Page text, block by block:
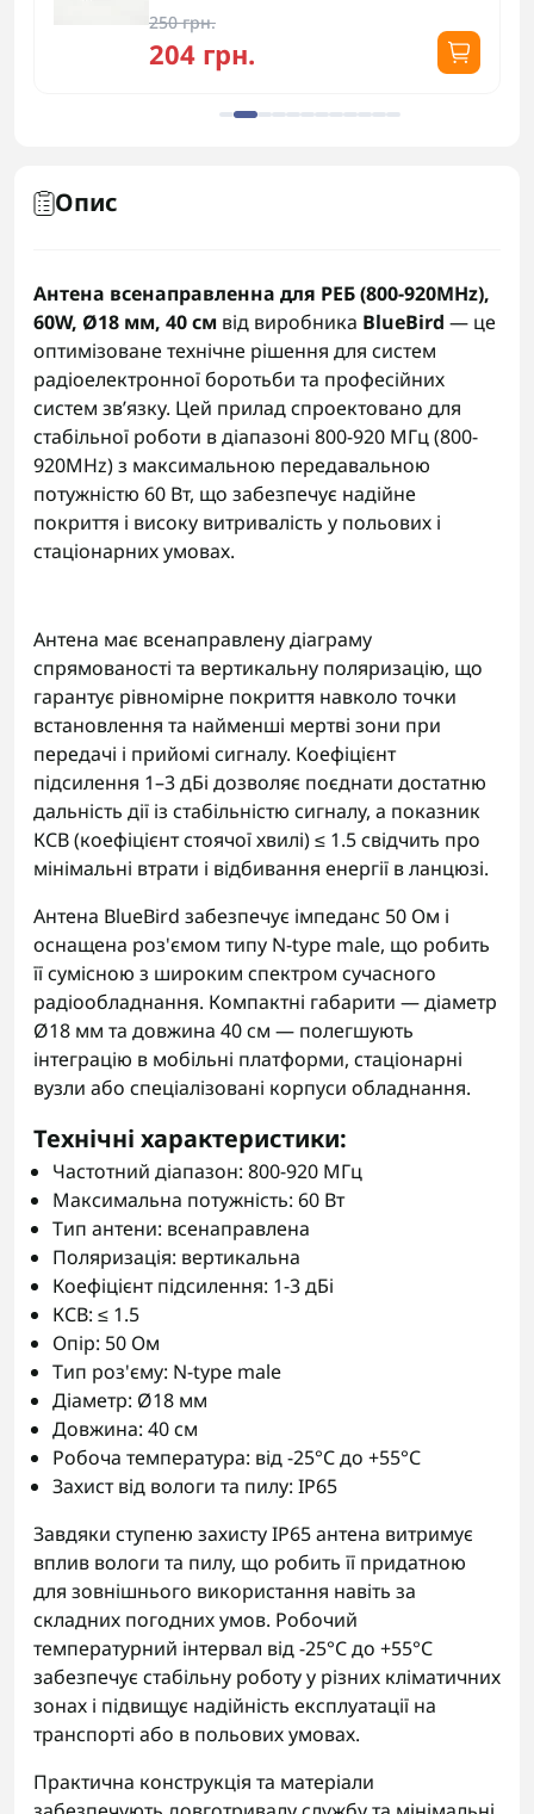
250 грн.
204 грн.
Опис
Антена всенаправленна для РЕБ (800-920MHz),
60W, Ø18 мм, 40 см від виробника BlueBird — це
оптимізоване технічне рішення для систем
радіоелектронної боротьби та професійних
систем зв’язку. Цей прилад спроектовано для
стабільної роботи в діапазоні 800-920 МГц (800-
920MHz) з максимальною передавальною
потужністю 60 Вт, що забезпечує надійне
покриття і високу витривалість у польових і
стаціонарних умовах.
Антена має всенаправлену діаграму
спрямованості та вертикальну поляризацію, що
гарантує рівномірне покриття навколо точки
встановлення та найменші мертві зони при
передачі і прийомі сигналу. Коефіцієнт
підсилення 1–3 дБі дозволяє поєднати достатню
дальність дії із стабільністю сигналу, а показник
КСВ (коефіцієнт стоячої хвилі) ≤ 1.5 свідчить про
мінімальні втрати і відбивання енергії в ланцюзі.
Антена BlueBird забезпечує імпеданс 50 Ом і
оснащена роз'ємом типу N-type male, що робить
її сумісною з широким спектром сучасного
радіообладнання. Компактні габарити — діаметр
Ø18 мм та довжина 40 см — полегшують
інтеграцію в мобільні платформи, стаціонарні
вузли або спеціалізовані корпуси обладнання.
Технічні характеристики:
Частотний діапазон: 800-920 МГц
Максимальна потужність: 60 Вт
Тип антени: всенаправлена
Поляризація: вертикальна
Коефіцієнт підсилення: 1-3 дБі
КСВ: ≤ 1.5
Опір: 50 Ом
Тип роз'єму: N-type male
Діаметр: Ø18 мм
Довжина: 40 см
Робоча температура: від -25°С до +55°С
Захист від вологи та пилу: IP65
Завдяки ступеню захисту IP65 антена витримує
вплив вологи та пилу, що робить її придатною
для зовнішнього використання навіть за
складних погодних умов. Робочий
температурний інтервал від -25°С до +55°С
забезпечує стабільну роботу у різних кліматичних
зонах і підвищує надійність експлуатації на
транспорті або в польових умовах.
Практична конструкція та матеріали